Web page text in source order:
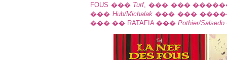
FOUS ��� Turf, ��� ���
���Hub/Michalak ��� ���
��� �� RATAFIA ��� Pothier/Salsedo